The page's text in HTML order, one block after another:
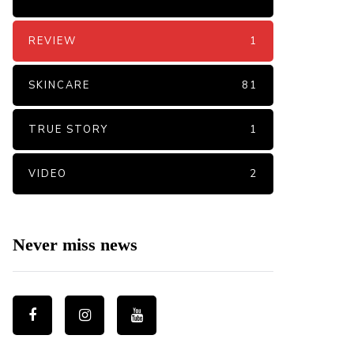
REVIEW 1
SKINCARE 81
TRUE STORY 1
VIDEO 2
Never miss news